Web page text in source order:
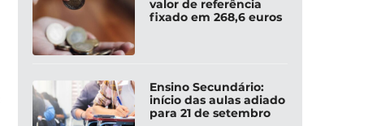
valor de referência
fixado em 268,6 euros
Ensino Secundário:
início das aulas adiado
para 21 de setembro